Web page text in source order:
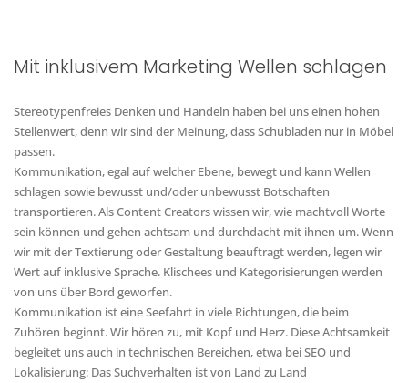
Mit inklusivem Marketing Wellen schlagen
Stereotypenfreies Denken und Handeln haben bei uns einen hohen
Stellenwert, denn wir sind der Meinung, dass Schubladen nur in Möbel
passen.
Kommunikation, egal auf welcher Ebene, bewegt und kann Wellen
schlagen sowie bewusst und/oder unbewusst Botschaften
transportieren. Als Content Creators wissen wir, wie machtvoll Worte
sein können und gehen achtsam und durchdacht mit ihnen um. Wenn
wir mit der Textierung oder Gestaltung beauftragt werden, legen wir
Wert auf inklusive Sprache. Klischees und Kategorisierungen werden
von uns über Bord geworfen.
Kommunikation ist eine Seefahrt in viele Richtungen, die beim
Zuhören beginnt. Wir hören zu, mit Kopf und Herz. Diese Achtsamkeit
begleitet uns auch in technischen Bereichen, etwa bei SEO und
Lokalisierung: Das Suchverhalten ist von Land zu Land